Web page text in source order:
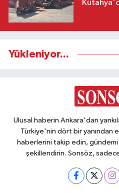
Yükleniyor...
Ulusal haberin Ankara'dan
Türkiye'nin dört bir yanından
haberlerini takip edin, gündemi
şekillendirin. Sonsöz,